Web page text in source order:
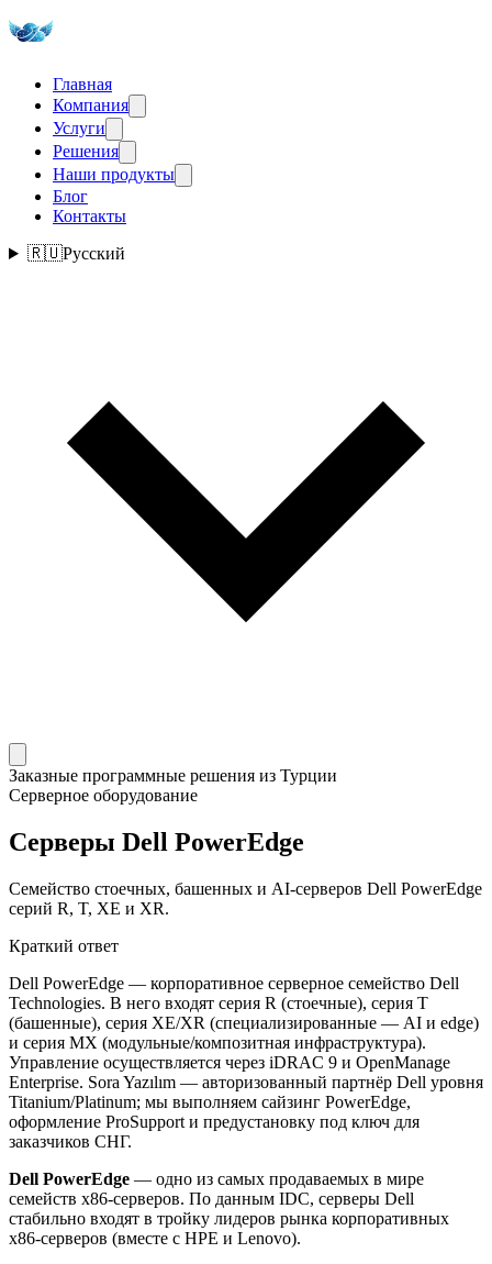
Главная
Компания
Услуги
Решения
Наши продукты
Блог
Контакты
🇷🇺Русский
Заказные программные решения из Турции
Серверное оборудование
Серверы Dell PowerEdge
Семейство стоечных, башенных и AI-серверов Dell PowerEdge
серий R, T, XE и XR.
Краткий ответ
Dell PowerEdge — корпоративное серверное семейство Dell
Technologies. В него входят серия R (стоечные), серия T
(башенные), серия XE/XR (специализированные — AI и edge)
и серия MX (модульные/композитная инфраструктура).
Управление осуществляется через iDRAC 9 и OpenManage
Enterprise. Sora Yazılım — авторизованный партнёр Dell уровня
Titanium/Platinum; мы выполняем сайзинг PowerEdge,
оформление ProSupport и предустановку под ключ для
заказчиков СНГ.
Dell PowerEdge — одно из самых продаваемых в мире
семейств x86-серверов. По данным IDC, серверы Dell
стабильно входят в тройку лидеров рынка корпоративных
x86-серверов (вместе с HPE и Lenovo).